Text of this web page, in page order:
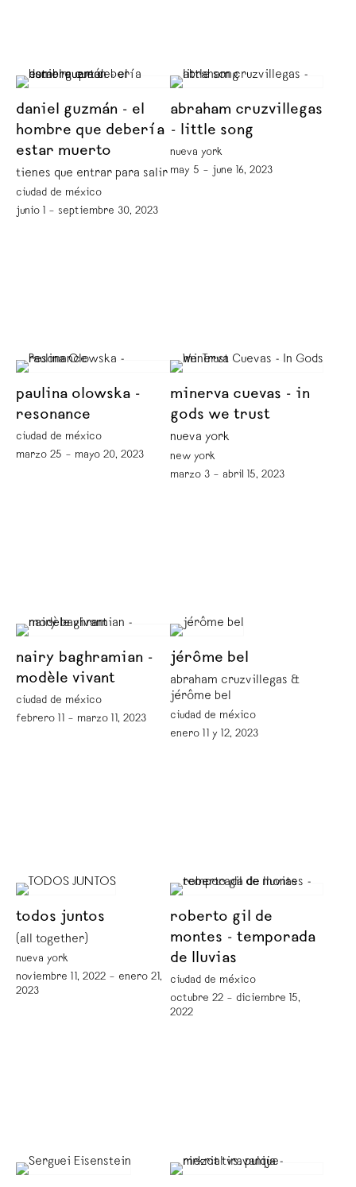
daniel guzmán - el
hombre que debería
estar muerto
tienes que entrar para salir
ciudad de méxico
junio 1 – septiembre 30, 2023
abraham cruzvillegas
- little song
nueva york
may 5 – june 16, 2023
paulina olowska -
resonance
ciudad de méxico
marzo 25 – mayo 20, 2023
minerva cuevas - in
gods we trust
nueva york
new york
marzo 3 – abril 15, 2023
nairy baghramian -
modèle vivant
ciudad de méxico
febrero 11 – marzo 11, 2023
jérôme bel
abraham cruzvillegas &
jérôme bel
ciudad de méxico
enero 11 y 12, 2023
todos juntos
(all together)
nueva york
noviembre 11, 2022 – enero 21,
2023
roberto gil de
montes - temporada
de lluvias
ciudad de méxico
octubre 22 – diciembre 15,
2022